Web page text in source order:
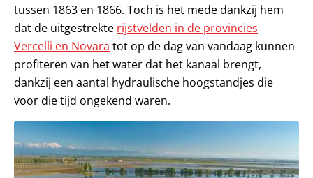
tussen 1863 en 1866. Toch is het mede dankzij hem
dat de uitgestrekte rijstvelden in de provincies
Vercelli en Novara tot op de dag van vandaag kunnen
profiteren van het water dat het kanaal brengt,
dankzij een aantal hydraulische hoogstandjes die
voor die tijd ongekend waren.